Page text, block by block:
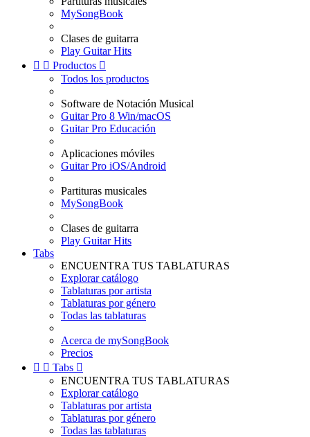
MySongBook
Clases de guitarra
Play Guitar Hits
  Productos 
Todos los productos
Software de Notación Musical
Guitar Pro 8 Win/macOS
Guitar Pro Educación
Aplicaciones móviles
Guitar Pro iOS/Android
Partituras musicales
MySongBook
Clases de guitarra
Play Guitar Hits
Tabs
ENCUENTRA TUS TABLATURAS
Explorar catálogo
Tablaturas por artista
Tablaturas por género
Todas las tablaturas
Acerca de mySongBook
Precios
  Tabs 
ENCUENTRA TUS TABLATURAS
Explorar catálogo
Tablaturas por artista
Tablaturas por género
Todas las tablaturas